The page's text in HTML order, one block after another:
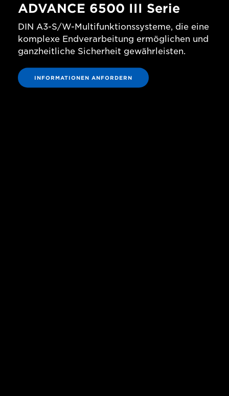
ADVANCE 6500 III Serie
DIN A3-S/W-Multifunktionssysteme, die eine
komplexe Endverarbeitung ermöglichen und
ganzheitliche Sicherheit gewährleisten.
INFORMATIONEN ANFORDERN